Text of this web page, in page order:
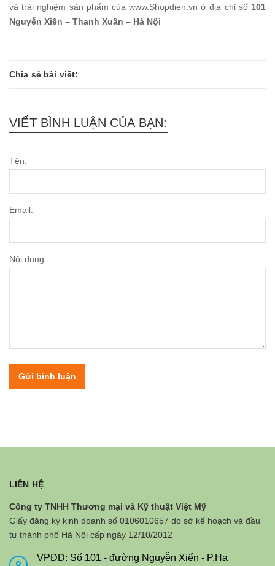
và trải nghiệm sản phẩm của www.Shopdien.vn ở địa chỉ số 101
Nguyễn Xiển – Thanh Xuân – Hà Nội
Chia sẻ bài viết:
VIẾT BÌNH LUẬN CỦA BẠN:
Tên:
Email:
Nội dung:
Gửi bình luận
LIÊN HỆ
Công ty TNHH Thương mại và Kỹ thuật Việt Mỹ
Giấy đăng ký kinh doanh số 0106010657 do sở kế hoạch và đầu
tư thành phố Hà Nội cấp ngày 12/10/2012
VPĐD: Số 101 - đường Nguyễn Xiển - P.Hạ